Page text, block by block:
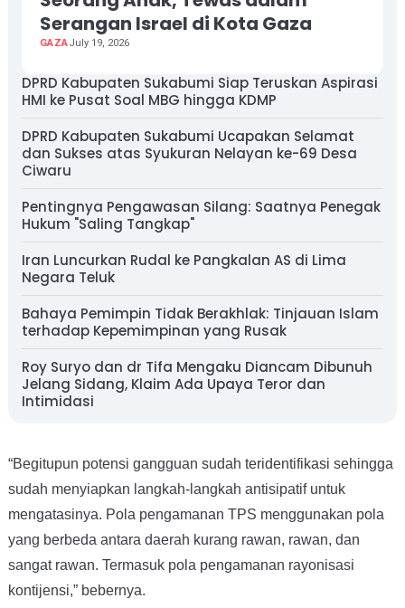
Serangan Israel di Kota Gaza
GAZAJuly 19, 2026
DPRD Kabupaten Sukabumi Siap Teruskan Aspirasi
HMI ke Pusat Soal MBG hingga KDMP
DPRD Kabupaten Sukabumi Ucapakan Selamat
dan Sukses atas Syukuran Nelayan ke-69 Desa
Ciwaru
Pentingnya Pengawasan Silang: Saatnya Penegak
Hukum "Saling Tangkap"
Iran Luncurkan Rudal ke Pangkalan AS di Lima
Negara Teluk
Bahaya Pemimpin Tidak Berakhlak: Tinjauan Islam
terhadap Kepemimpinan yang Rusak
Roy Suryo dan dr Tifa Mengaku Diancam Dibunuh
Jelang Sidang, Klaim Ada Upaya Teror dan
Intimidasi
“Begitupun potensi gangguan sudah teridentifikasi sehingga
sudah menyiapkan langkah-langkah antisipatif untuk
mengatasinya. Pola pengamanan TPS menggunakan pola
yang berbeda antara daerah kurang rawan, rawan, dan
sangat rawan. Termasuk pola pengamanan rayonisasi
kontijensi,” bebernya.